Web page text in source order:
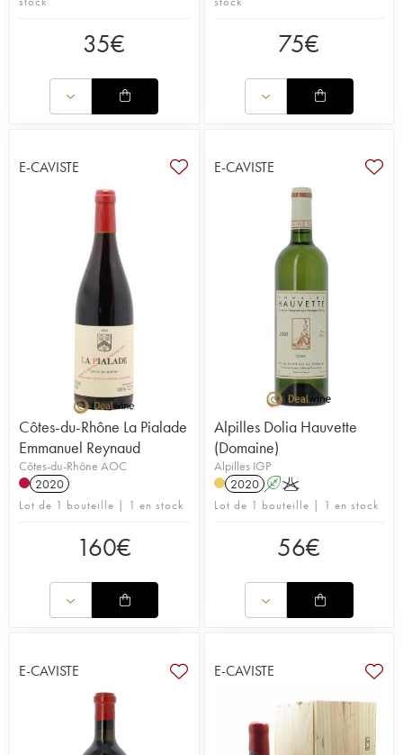
35€ 75€
E-CAVISTE
Côtes-du-Rhône La Pialade
Emmanuel Reynaud
Côtes-du-Rhône AOC
2020
Lot de 1 bouteille | 1 en stock
160€
E-CAVISTE
Alpilles Dolia Hauvette
(Domaine)
Alpilles IGP
2020 AK
Lot de 1 bouteille | 1 en stock
56€
E-CAVISTE E-CAVISTE